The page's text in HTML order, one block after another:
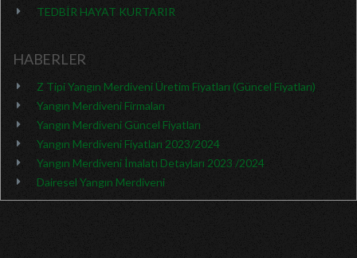
TEDBİR HAYAT KURTARIR
HABERLER
Z Tipi Yangın Merdiveni Üretim Fiyatları (Güncel Fiyatları)
Yangın Merdiveni Firmaları
Yangın Merdiveni Güncel Fiyatları
Yangın Merdiveni Fiyatları 2023/2024
Yangın Merdiveni İmalatı Detayları 2023 /2024
Dairesel Yangın Merdiveni